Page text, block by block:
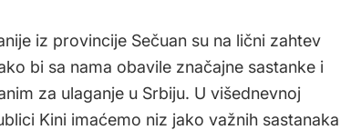
iz provincije Sečuan su na lični zahtev
bi sa nama obavile značajne sastanke i
za ulaganje u Srbiju. U višednevnoj
Kini imaćemo niz jako važnih sastanaka